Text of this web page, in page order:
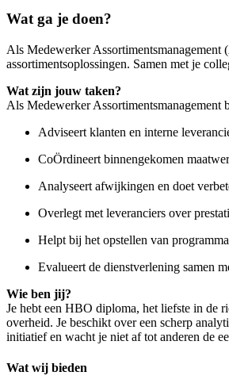
Wat ga je doen?
Als Medewerker
assortimentsoplossingen. Samen met je
Wat zijn jouw taken?
Als Medewerker Assortimentsmanagement
Adviseert klanten en interne
CoÖrdineert binnengekomen
Analyseert afwijkingen en doet
Overlegt met leveranciers over
Helpt bij het opstellen van
Evalueert de dienstverlening samen
Wie ben jij?
Je hebt een HBO diploma, het liefste in de
overheid. Je beschikt over een scherp
initiatief en wacht je niet af tot anderen de
Wat wij bieden